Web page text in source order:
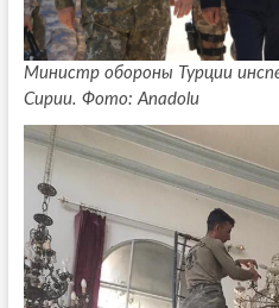
Министр обороны Турции
Сирии. Фото: Anadolu